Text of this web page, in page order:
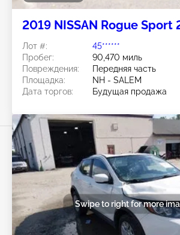
2019 NISSAN Rogue Sport
Лот #:
45******
Пробег:
90,470 миль
Повреждения:
Передняя часть
Площадка:
NH - SALEM
Дата торгов:
Будущая продажа
Swipe to right for more